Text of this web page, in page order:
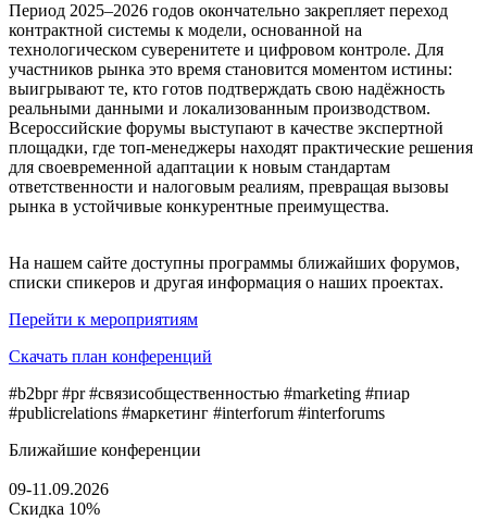
Период 2025–2026 годов окончательно закрепляет переход
контрактной системы к модели, основанной на
технологическом суверенитете и цифровом контроле. Для
участников рынка это время становится моментом истины:
выигрывают те, кто готов подтверждать свою надёжность
реальными данными и локализованным производством.
Всероссийские форумы выступают в качестве экспертной
площадки, где топ-менеджеры находят практические решения
для своевременной адаптации к новым стандартам
ответственности и налоговым реалиям, превращая вызовы
рынка в устойчивые конкурентные преимущества.
На нашем сайте доступны программы ближайших форумов,
списки спикеров и другая информация о наших проектах.
Перейти к мероприятиям
Скачать план конференций
#b2bpr #pr #связисобщественностью #marketing #пиар
#publicrelations #маркетинг #interforum #interforums
Ближайшие конференции
09-11.09.2026
Скидка 10%